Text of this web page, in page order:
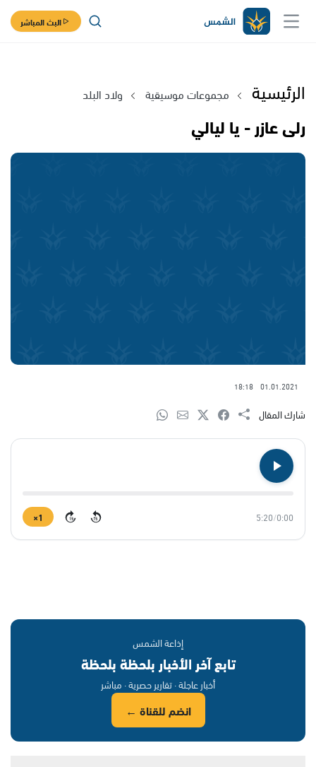
البث المباشر
الرئيسية مجموعات موسيقية ولاد البلد
رلى عازر - يا ليالي
01.01.2021
18:18
شارك المقال
0:00
/
5:20
15
15
1×
إذاعة الشمس
تابع آخر الأخبار بلحظة بلحظة
أخبار عاجلة · تقارير حصرية · مباشر
انضم للقناة ←